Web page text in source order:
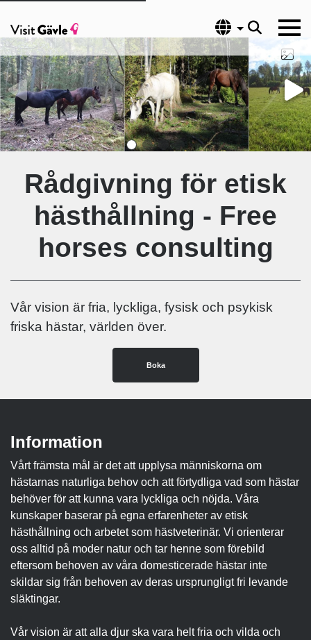
Språk
Rådgivning för etisk
hästhållning - Free
horses consulting
Vår vision är fria, lyckliga, fysisk och psykisk
friska hästar, världen över.
Boka
Information
Vårt främsta mål är det att upplysa människorna om
hästarnas naturliga behov och att förtydliga vad som hästar
behöver för att kunna vara lyckliga och nöjda. Våra
kunskaper baserar på egna erfarenheter av etisk
hästhållning och arbetet som hästveterinär. Vi orienterar
oss alltid på moder natur och tar henne som förebild
eftersom behoven av våra domesticerade hästar inte
skildar sig från behoven av deras ursprungligt fri levande
släktingar.
Vår vision är att alla djur ska vara helt fria och vilda och